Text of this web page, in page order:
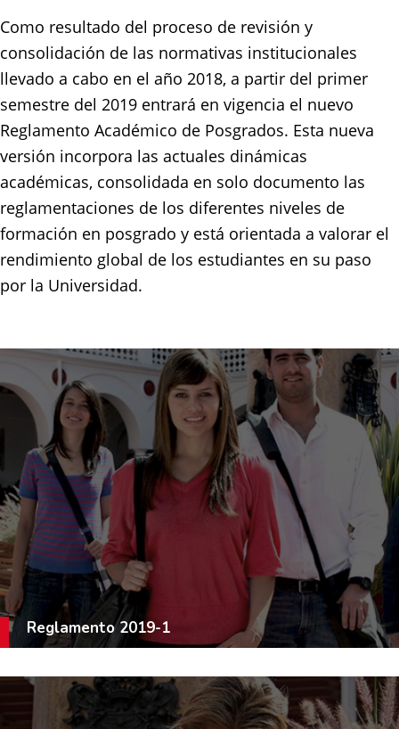
Como resultado del proceso de revisión y
consolidación de las normativas institucionales
llevado a cabo en el año 2018, a partir del primer
semestre del 2019 entrará en vigencia el nuevo
Reglamento Académico de Posgrados. Esta nueva
versión incorpora las actuales dinámicas
académicas, consolidada en solo documento las
reglamentaciones de los diferentes niveles de
formación en posgrado y está orientada a valorar el
rendimiento global de los estudiantes en su paso
por la Universidad.
Reglamento 2019-1